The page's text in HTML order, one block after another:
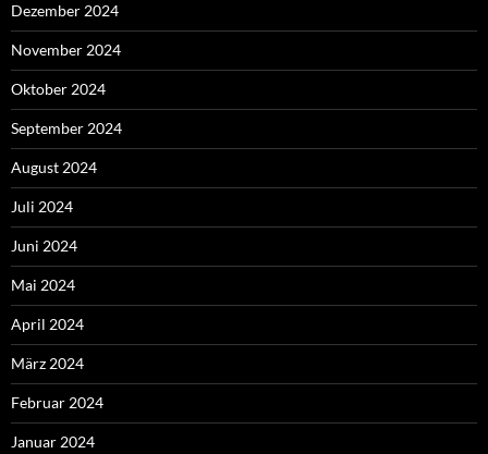
Dezember 2024
November 2024
Oktober 2024
September 2024
August 2024
Juli 2024
Juni 2024
Mai 2024
April 2024
März 2024
Februar 2024
Januar 2024